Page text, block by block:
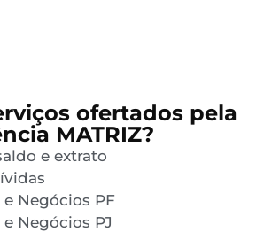
ofertados pela
MATRIZ?
e extrato
Negócios PF
Negócios PJ